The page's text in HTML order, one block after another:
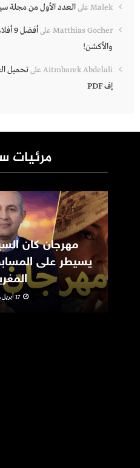
Malek علىالعدد الأول من مجلة
Matthias Gocher على
والأكشن!
Aitmbarek Abdelali على
إف PDF
مرئيات
يسيطر على
17 أبريل، 2026